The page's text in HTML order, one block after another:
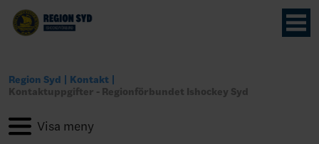
Region Syd
Kontakt
Kontaktuppgifter - Regionförbundet Ishockey Syd